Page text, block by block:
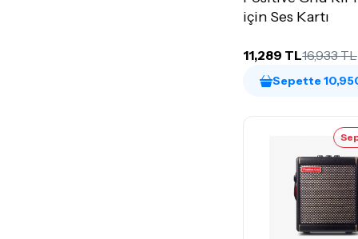
için Ses Kartı
11,289 TL16,933 TL
Sepette